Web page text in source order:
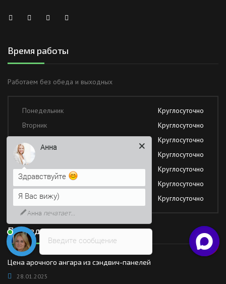
Время работы
Работаем без обеда и выходных
Понедельник
Круглосуточно
Вторник
Круглосуточно
Круглосуточно
Четверг
Круглосуточно
Пятница
Круглосуточно
Суббота
Круглосуточно
Воскресение
Круглосуточно
Последние новости
Цена арочного ангара из сэндвич-панелей
28.01.2025
Введите сообщение
Анна
Здравствуйте
Я Вас вижу)
Анна печатает...